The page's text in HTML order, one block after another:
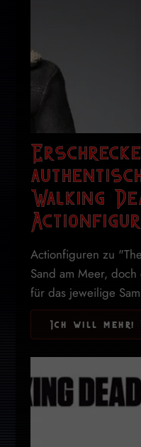
Walking
Actionfiguren zu
Sand am Meer,
für das jeweilige
Ich will mehr!